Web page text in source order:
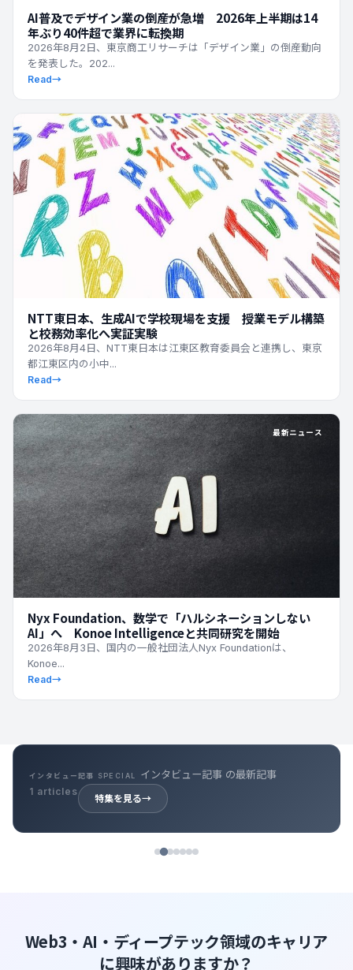
AI普及でデザイン業の倒産が急増 2026年上半期は14
年ぶり40件超で業界に転換期
2026年8月2日、東京商工リサーチは「デザイン業」の倒産動向
を発表した。202...
Read→
最新ニュース
NTT東日本、生成AIで学校現場を支援 授業モデル構築
と校務効率化へ実証実験
2026年8月4日、NTT東日本は江東区教育委員会と連携し、東京
都江東区内の小中...
Read→
最新ニュース
Nyx Foundation、数学で「ハルシネーションしない
AI」へ Konoe Intelligenceと共同研究を開始
2026年8月3日、国内の一般社団法人Nyx Foundationは、
Konoe...
Read→
インタビュー記事 SPECIAL インタビュー記事 の最新記事
1 articles
特集を見る→
Web3・AI・ディープテック領域のキャリア
に興味がありますか？